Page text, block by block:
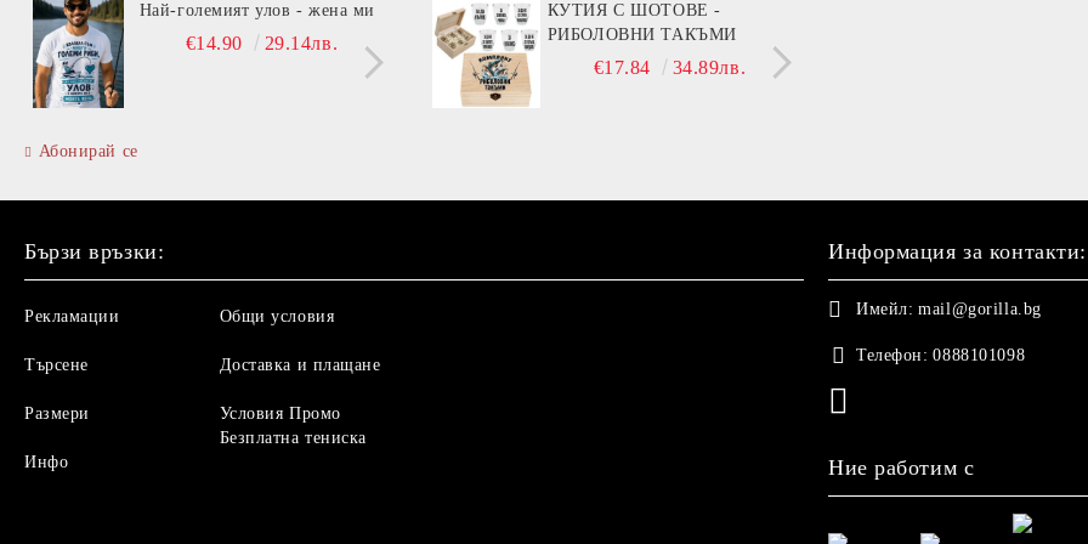
Най-големият улов - жена ми
€14.90 29.14лв.
Витамин B (Beer)
€13.90 27.19лв.
Абонирай се
КУТИЯ С ШОТОВЕ -
РИБОЛОВНИ ТАКЪМИ
€17.84 34.89лв.
Бързи връзки:
Рекламации
Търсене
Размери
Инфо
Общи условия
Доставка и плащане
Условия Промо
Безплатна тениска
Информация за контакти:
Имейл: mail@gorilla.bg
Телефон: 0888101098
Ние работим с